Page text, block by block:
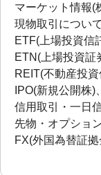
マーケット情報(
現物取引について
ETF(上場投資信
ETN(上場投資証
REIT(不動産投
IPO(新規公開株
信用取引・一日
先物・オプショ
FX(外国為替証